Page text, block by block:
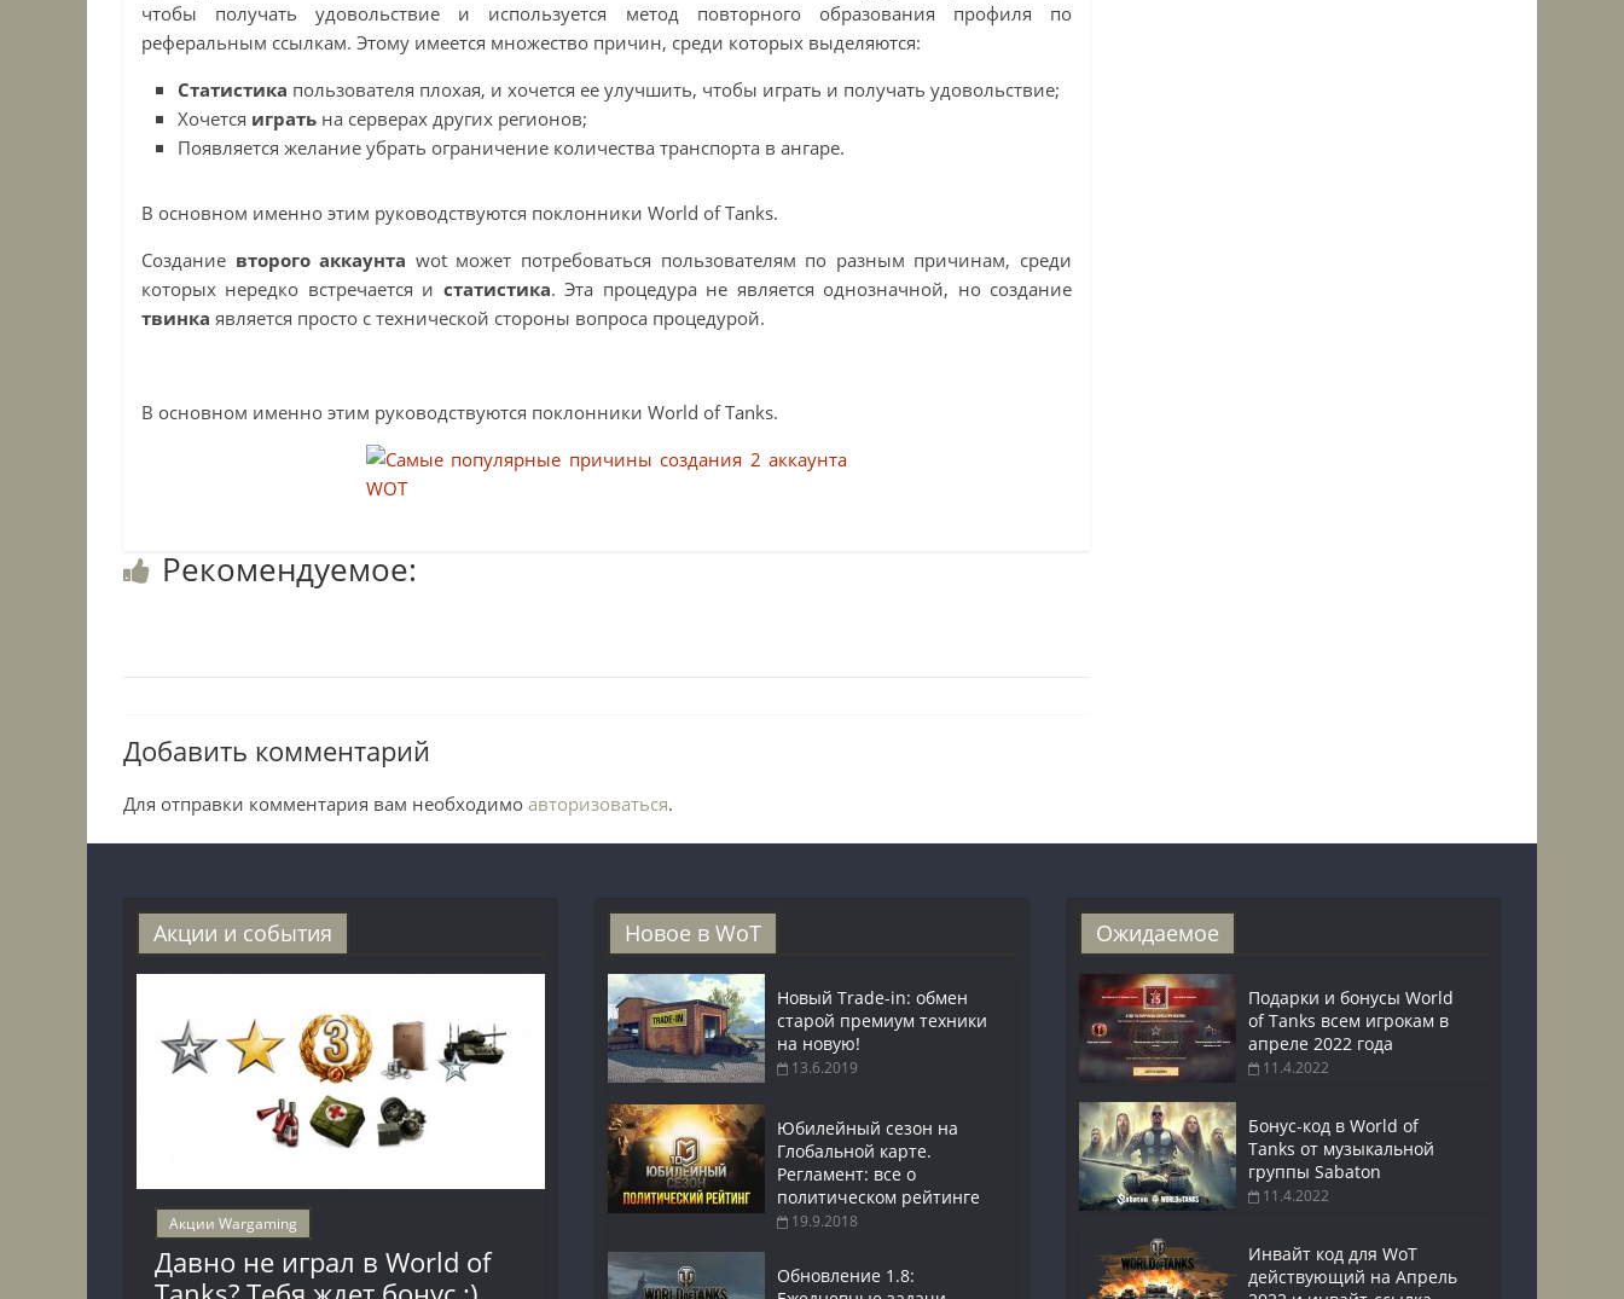
чтобы получать удовольствие и используется метод повторного образования профиля по
реферальным ссылкам. Этому имеется множество причин, среди которых выделяются:
Статистика пользователя плохая, и хочется ее улучшить, чтобы играть и получать удовольствие;
Хочется играть на серверах других регионов;
Появляется желание убрать ограничение количества транспорта в ангаре.
В основном именно этим руководствуются поклонники World of Tanks.
Создание второго аккаунта wotможет потребоваться пользователям по разным причинам, среди
которых нередко встречается и статистика. Эта процедура не является однозначной, но создание
твинка является просто с технической стороны вопроса процедурой.
В основном именно этим руководствуются поклонники World of Tanks.
Рекомендуемое:
Добавить комментарий
Для отправки комментария вам необходимо авторизоваться.
Акции и события
Акции Wargaming
Давно не играл в World of
Новое в WoT
Новый Trade-in: обмен
старой премиум техники
на новую!
13.6.2019
Юбилейный сезон на
Глобальной карте.
Регламент: все о
политическом рейтинге
19.9.2018
Обновление 1.8:
Ожидаемое
Подарки и бонусы World
of Tanks всем игрокам в
апреле 2022 года
11.4.2022
Бонус-код в World of
Tanks от музыкальной
группы Sabaton
11.4.2022
Инвайт код для WoT
действующий на Апрель